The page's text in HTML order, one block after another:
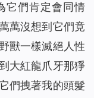
它們肯定會同情
萬沒想到它們竟
獸一樣滅絕人性
大紅龍爪牙那猙
們拽著我的頭髮